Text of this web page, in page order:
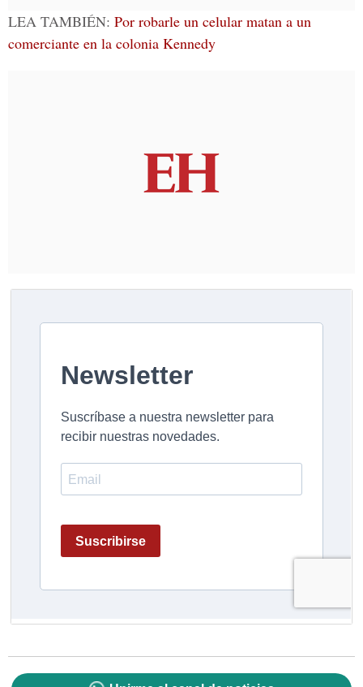
LEA TAMBIÉN: Por robarle un celular matan a un
comerciante en la colonia Kennedy